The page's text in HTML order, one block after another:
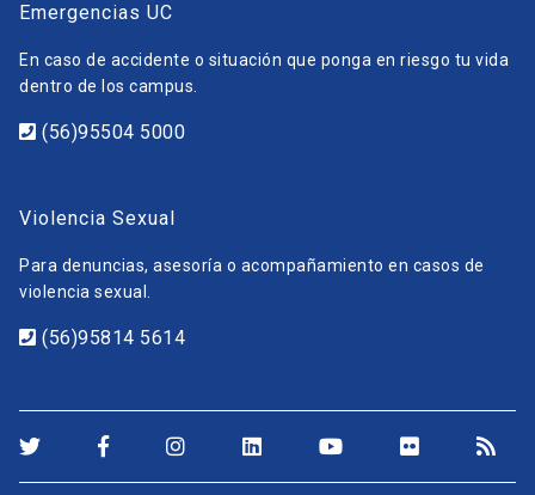
Emergencias UC
En caso de accidente o situación que ponga en riesgo tu vida
dentro de los campus.
(56)95504 5000
Violencia Sexual
Para denuncias, asesoría o acompañamiento en casos de
violencia sexual.
(56)95814 5614